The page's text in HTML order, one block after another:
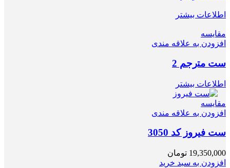
اطلاعات بیشتر
مقایسه
افزودن به علاقه مندی
ﺳﺖ ﻣﺘرﺟﻢ 2
اطلاعات بیشتر
مقایسه
افزودن به علاقه مندی
ست فیروز کد 3050
19,350,000 تومان
افزودن به سبد خرید